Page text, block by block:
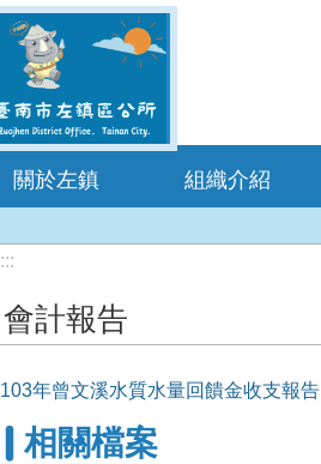
關於左鎮 組織介紹
:::
會計報告
103年曾文溪水質水量回饋金收支報告
相關檔案